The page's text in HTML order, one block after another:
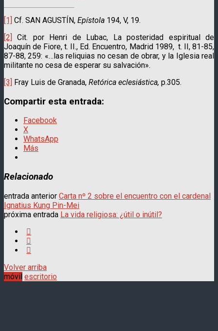
[1] Cf. SAN AGUSTÍN, Epístola 194, V, 19.
[2]
Cit. por Henri de Lubac, La posteridad espiritual de
Joaquín de Fiore, t. II., Ed. Encuentro, Madrid 1989, t. II, 81-85,
87-88, 259: «…las reliquias no cesan de obrar, y la Iglesia real
militante no cesa de esperar su salvación».
[3] Fray Luis de Granada, Retórica eclesiástica, p.305.
Compartir esta entrada:
Facebook
X
WhatsApp
Más
Relacionado
entrada anterior Carta nº 2 sobre el encuentro con el cardenal
Ignatius Kung Pin-Mei
próxima entrada La vida religiosa: ¿útil o inútil?
Volver arriba
móvil escritorio